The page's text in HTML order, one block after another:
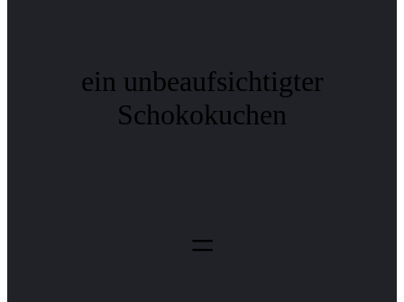
ein unbeaufsichtigter
Schokokuchen
=